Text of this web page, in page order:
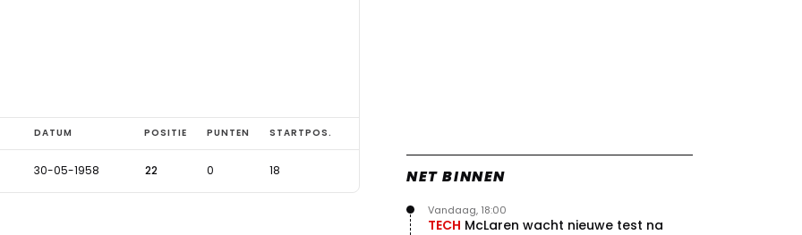
DATUM POSITIE PUNTEN STARTPOS.
30-05-1958 22 0 18 NET BINNEN
TECH McLaren wacht nieuwe test na
Vandaag, 18:00